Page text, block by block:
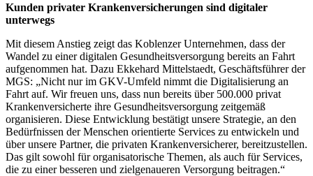
Kunden privater Krankenversicherungen sind digitaler
unterwegs
Mit diesem Anstieg zeigt das Koblenzer Unternehmen, dass der
Wandel zu einer digitalen Gesundheitsversorgung bereits an Fahrt
aufgenommen hat. Dazu Ekkehard Mittelstaedt, Geschäftsführer der
MGS: „Nicht nur im GKV-Umfeld nimmt die Digitalisierung an
Fahrt auf. Wir freuen uns, dass nun bereits über 500.000 privat
Krankenversicherte ihre Gesundheitsversorgung zeitgemäß
organisieren. Diese Entwicklung bestätigt unsere Strategie, an den
Bedürfnissen der Menschen orientierte Services zu entwickeln und
über unsere Partner, die privaten Krankenversicherer, bereitzustellen.
Das gilt sowohl für organisatorische Themen, als auch für Services,
die zu einer besseren und zielgenaueren Versorgung beitragen.“